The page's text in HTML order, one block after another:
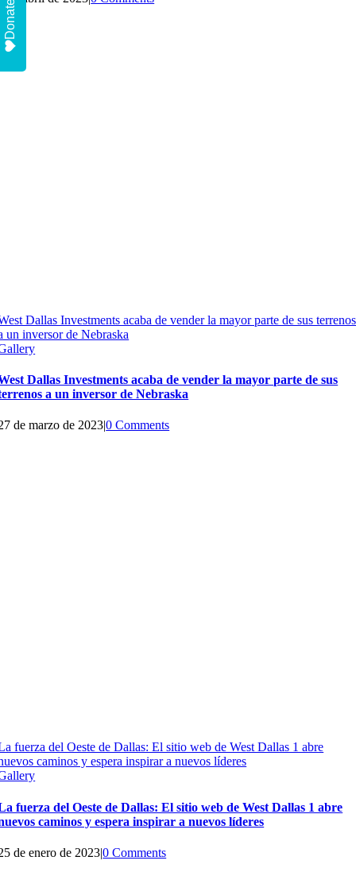
Dallas Investments acaba de vender la mayor parte de sus terrenos
un inversor de Nebraska
Dallas Investments acaba de vender la mayor parte de sus
a un inversor de Nebraska
de marzo de 2023|0 Comments
fuerza del Oeste de Dallas: El sitio web de West Dallas 1 abre
caminos y espera inspirar a nuevos líderes
fuerza del Oeste de Dallas: El sitio web de West Dallas 1 abre
caminos y espera inspirar a nuevos líderes
de enero de 2023|0 Comments
Donate